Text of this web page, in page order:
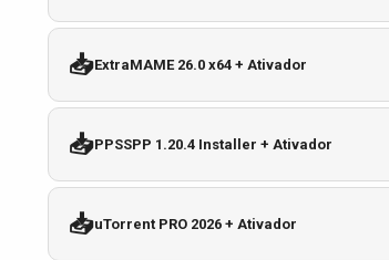
📥ExtraMAME 26.0 x64 + Ativador
📥PPSSPP 1.20.4 Installer + Ativador
📥uTorrent PRO 2026 + Ativador